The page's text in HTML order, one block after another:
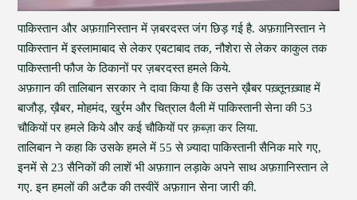
पाकिस्तान और अफ़ग़ानिस्तान में ज़बरदस्त जंग छिड़ गई है. अफ़ग़ानिस्तान ने
पाकिस्तान में इस्लामाबाद से लेकर एबटाबाद तक, नौशेरा से लेकर काकुल तक
पाकिस्तानी फौज के ठिकानों पर ज़बरदस्त हमले किये.
अफ़ग़ान की तालिबान सरकार ने दावा किया है कि उसने ख़ैबर पख़्तूनख़्वाह में
बाजौड़, ख़ैबर, मोहमंद, खुर्रम और चित्राल वैली में पाकिस्तानी सेना की 53
चौकियों पर हमले किये और कई चौकियों पर क़ब्ज़ा कर लिया.
तालिबान ने कहा कि उसके हमले में 55 से ज़्यादा पाकिस्तानी सैनिक मारे गए,
इनमें से 23 सैनिकों की लाशें भी अफ़ग़ान लड़ाके अपने साथ अफ़ग़ानिस्तान ले
गए. इन हमलों की अटैक की तस्वीरें अफ़ग़ान सेना जारी की.